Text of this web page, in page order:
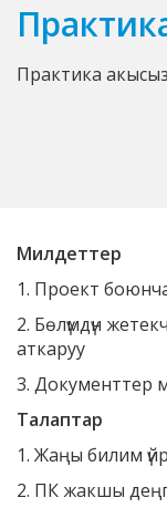
Практика акысыз
Милдеттер
1. Проект
2. Бөлүмдүн
аткаруу
3. Документтер
Талаптар
1. Жаңы билим
2. ПК жакшы